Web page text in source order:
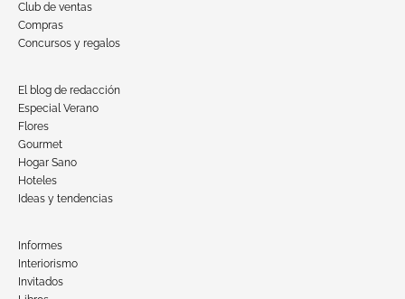
Club de ventas
Compras
Concursos y regalos
El blog de redacción
Especial Verano
Flores
Gourmet
Hogar Sano
Hoteles
Ideas y tendencias
Informes
Interiorismo
Invitados